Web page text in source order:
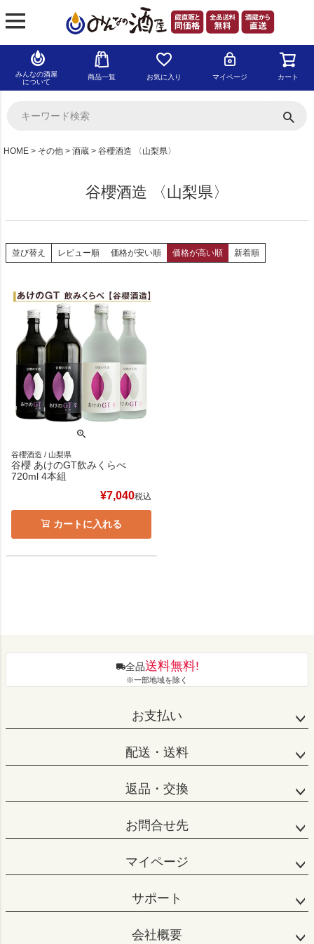
みんなの酒屋
について
商品一覧 お気に入り マイページ カート
HOME その他 酒蔵 谷櫻酒造 〈山梨県〉
谷櫻酒造 〈山梨県〉
並び替え レビュー順 価格が安い順 価格が高い順 新着順
谷櫻酒造 / 山梨県
谷櫻 あけのGT飲みくらべ
720ml 4本組
¥7,040税込
カートに入れる
全品送料無料!
※一部地域を除く
お支払い
配送・送料
返品・交換
お問合せ先
マイページ
サポート
会社概要